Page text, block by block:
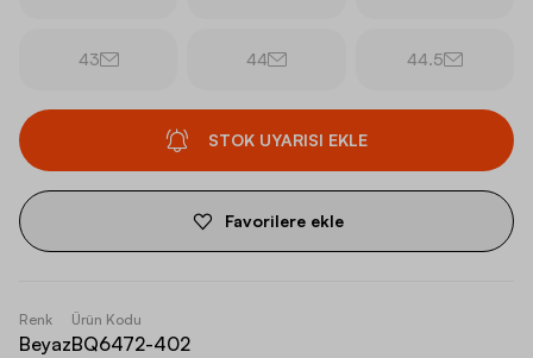
43 44 44.5
STOK UYARISI EKLE
Favorilere ekle
Renk
Beyaz
Ürün Kodu
BQ6472-402